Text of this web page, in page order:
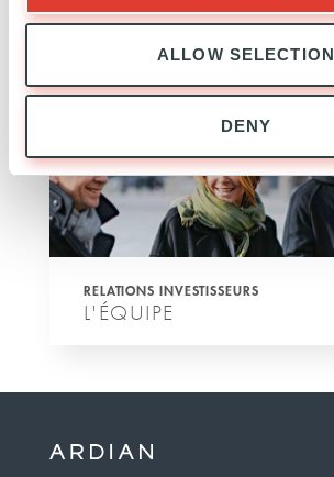
ALLOW SELECTION
DENY
RELATIONS INVESTISSEURS
EXPERTISE
RELATIONS INVESTISSEURS
L'ÉQUIPE